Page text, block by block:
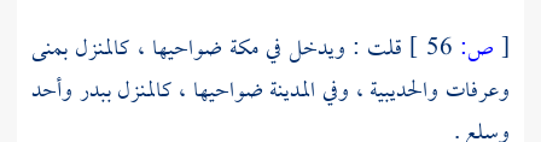
[ص: قلت : ويدخل فيمكة ضواحيها ، كالمنزلبمنى
وعرفات والحديبية، وفيالمدينةضواحيها ، كالمنزلببدروأحد